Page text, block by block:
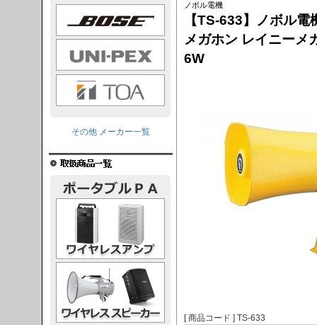
ノボル電機
【TS-633】ノボル
メガホン レイニーメ
6W
[ 商品コード ] TS-633
その他 メーカー一覧